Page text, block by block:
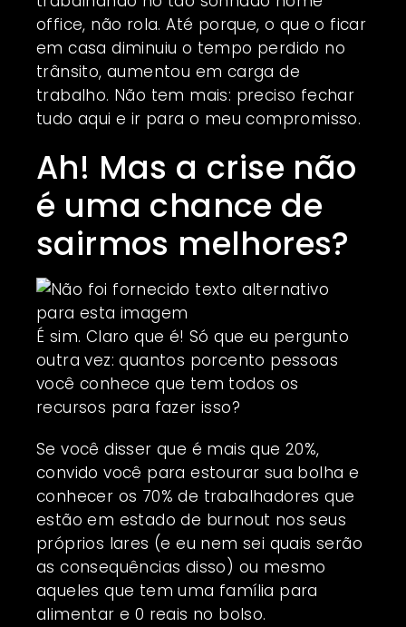
office, não rola. Até porque, o que o ficar
em casa diminuiu o tempo perdido no
trânsito, aumentou em carga de
trabalho. Não tem mais: preciso fechar
tudo aqui e ir para o meu compromisso.
Ah! Mas a crise não
é uma chance de
sairmos melhores?
É sim. Claro que é! Só que eu pergunto
outra vez: quantos porcento pessoas
você conhece que tem todos os
recursos para fazer isso?
Se você disser que é mais que 20%,
convido você para estourar sua bolha e
conhecer os 70% de trabalhadores que
estão em estado de burnout nos seus
próprios lares (e eu nem sei quais serão
as consequências disso) ou mesmo
aqueles que tem uma família para
alimentar e 0 reais no bolso.